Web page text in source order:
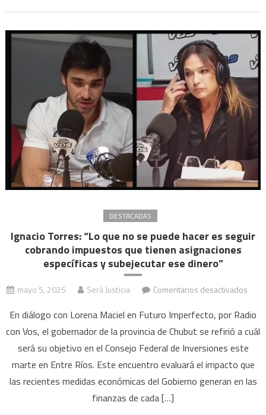
DESTACADAS
Ignacio Torres: “Lo que no se puede hacer es seguir
cobrando impuestos que tienen asignaciones
específicas y subejecutar ese dinero”
mayo 5, 2025 Será Justicia Comentarios desactivados
“Lo
que
no
se
En diálogo con Lorena Maciel en Futuro Imperfecto, por Radio
con Vos, el gobernador de la provincia de Chubut se refirió a cuál
será su objetivo en el Consejo Federal de Inversiones este
marte en Entre Ríos. Este encuentro evaluará el impacto que
las recientes medidas económicas del Gobierno generan en las
finanzas de cada […]